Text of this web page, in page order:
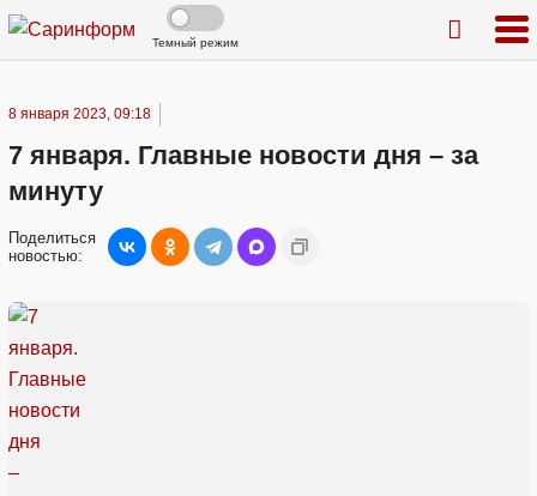
Темный режим
8 января 2023, 09:18
7 января. Главные новости дня – за
минуту
Поделиться
новостью: